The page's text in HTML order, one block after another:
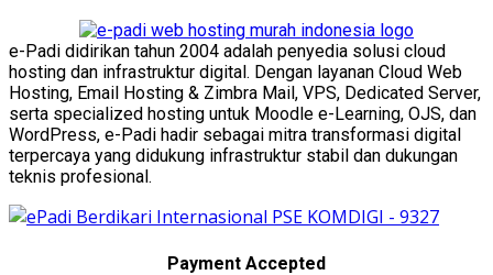
e-Padi didirikan tahun 2004 adalah penyedia solusi cloud
hosting dan infrastruktur digital. Dengan layanan Cloud Web
Hosting, Email Hosting & Zimbra Mail, VPS, Dedicated Server,
serta specialized hosting untuk Moodle e-Learning, OJS, dan
WordPress, e-Padi hadir sebagai mitra transformasi digital
terpercaya yang didukung infrastruktur stabil dan dukungan
teknis profesional.
Payment Accepted